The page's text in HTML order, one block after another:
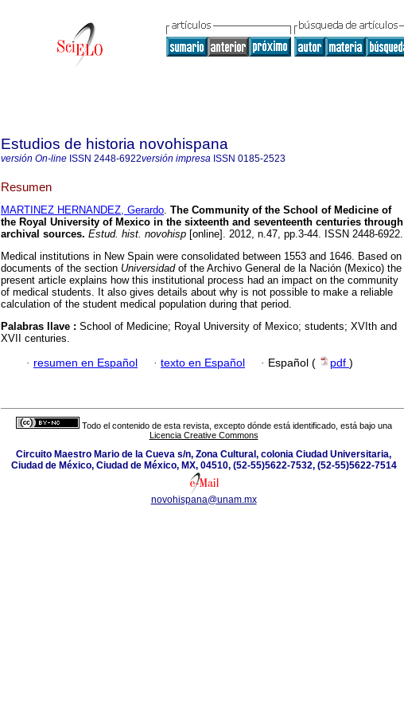
Estudios de historia novohispana
versión On-line ISSN 2448-6922versión impresa ISSN 0185-2523
Resumen
MARTINEZ HERNANDEZ, Gerardo. The Community of the School of Medicine of
the Royal University of Mexico in the sixteenth and seventeenth centuries through
archival sources. Estud. hist. novohisp [online]. 2012, n.47, pp.3-44. ISSN 2448-6922.
Medical institutions in New Spain were consolidated between 1553 and 1646. Based on
documents of the section Universidadof the Archivo General de la Nación (Mexico) the
present article explains how this institutional process had an impact on the community
of medical students. It also gives details about why is not possible to make a reliable
calculation of the student medical population during that period.
Palabras llave : School of Medicine; Royal University of Mexico; students; XVIth and
XVII centuries.
· resumen en Español · texto en Español · Español ( pdf )
Todo el contenido de esta revista, excepto dónde está identificado, está bajo una
Licencia Creative Commons
Circuito Maestro Mario de la Cueva s/n, Zona Cultural, colonia Ciudad Universitaria,
Ciudad de México, Ciudad de México, MX, 04510, (52-55)5622-7532, (52-55)5622-7514
novohispana@unam.mx